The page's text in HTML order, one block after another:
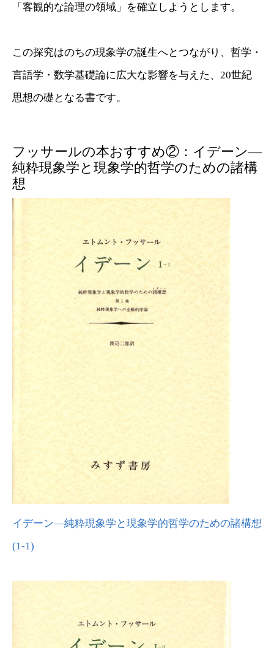
「客観的な論理の領域」を確立しようとします。
この探究はのちの現象学の誕生へとつながり、哲学・
言語学・数学基礎論に広大な影響を与えた、20世紀
思想の礎となる書です。
フッサールの本おすすめ②：イデーン―
純粋現象学と現象学的哲学のための諸構
想
イデーン―純粋現象学と現象学的哲学のための諸構想
(1-1)